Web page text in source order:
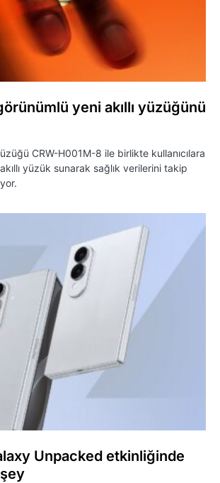
yeni akıllı yüzüğünü
CRW-H001M-8 ile birlikte kullanıcılara
yüzük sunarak sağlık verilerini takip
Unpacked etkinliğinde